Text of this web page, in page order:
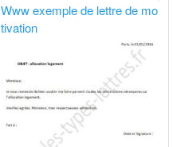
Www exemple de lettre de mo
tivation